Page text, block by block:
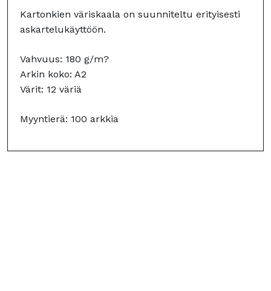
Kartonkien väriskaala on suunniteltu erityisesti
askartelukäyttöön.
Vahvuus: 180 g/m?
Arkin koko: A2
Värit: 12 väriä
Myyntierä: 100 arkkia